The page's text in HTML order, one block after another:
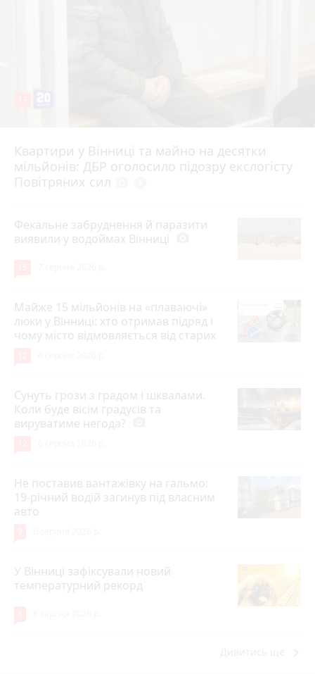
Квартири у Вінниці та майно на десятки
мільйонів: ДБР оголосило підозру екслогісту
Повітряних сил
6 серпня 2026 р.
Фекальне забруднення й паразити
виявили у водоймах Вінниці
Майже 15 мільйонів на «плаваючі»
люки у Вінниці: хто отримав підряд і
чому місто відмовляється від старих
Сунуть грози з градом і шквалами.
Коли буде вісім градусів та
вируватиме негода?
Не поставив вантажівку на гальмо:
19-річний водій загинув під власним
авто
У Вінниці зафіксували новий
температурний рекорд